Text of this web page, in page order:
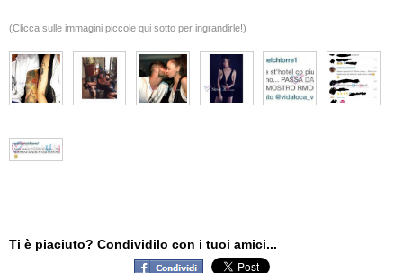
(Clicca sulle immagini piccole qui sotto per ingrandirle!)
Ti è piaciuto? Condividilo con i tuoi amici...